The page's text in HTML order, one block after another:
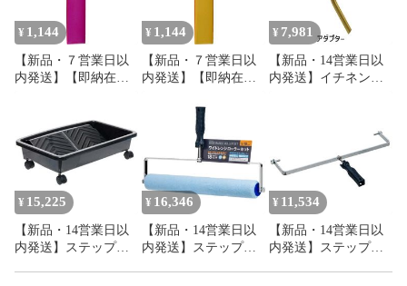
¥ 1,144
【新品・７営業日以
内発送】【即納在庫
プ 薄手タイプ レッド
GTUR OH レッド グ
リップテープ 薄手タ
イプ レッド薄手タイ
プ 4963360151118 ハ
ンマー OHグリップテ
ープ 薄手【沖縄離島
販売不可】
¥ 1,144
【新品・７営業日以
内発送】【即納在庫
GTU-O グリップテー
プ 薄手タイプ オレン
ジ GTUO OH オレン
ジ グリップテープ 薄
手タイプ オレンジ薄
手タイプ
4963360151026 ハン
マー OHグリップテー
プ【沖縄離島販売不
¥ 7,981
【新品・14営業日以
内発送】イチネンケ
NX912【沖縄離島販
売不可】
¥ 15,225
【新品・14営業日以
内発送】ステップ
¥ 16,346
【新品・14営業日以
内発送】ステップ
¥ 11,534
【新品・14営業日以
内発送】ステップ